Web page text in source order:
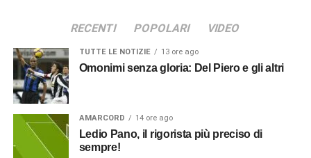
RECENTI POPOLARI VIDEO
TUTTE LE NOTIZIE 13 ore ago
Omonimi senza gloria: Del Piero e gli altri
AMARCORD 14 ore ago
Ledio Pano, il rigorista più preciso di
sempre!